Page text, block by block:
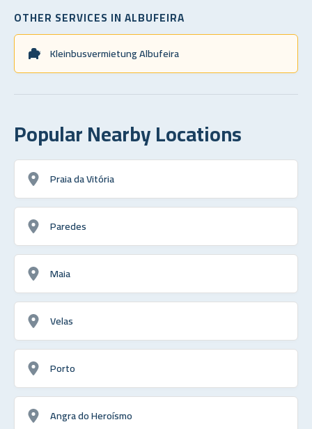
OTHER SERVICES IN ALBUFEIRA
Kleinbusvermietung Albufeira
Popular Nearby Locations
Praia da Vitória
Paredes
Maia
Velas
Porto
Angra do Heroísmo